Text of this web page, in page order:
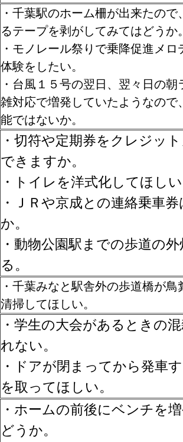
・千葉駅のホーム柵が出来たの
るテープを剥がしてみてはどうか
・モノレール祭りで乗降促進メ
体験をしたい。
・台風１５号の翌日、翌々日の
雑対応で増発していたようなので
能ではないか。
・切符や定期券をクレジッ
できますか。
・トイレを洋式化してほし
・ＪＲや京成との連絡乗車
か。
・動物公園駅までの歩道の
る。
・千葉みなと駅舎外の歩道橋が
清掃してほしい。
・学生の大会があるときの
れない。
・ドアが閉まってから発車
を取ってほしい。
・ホームの前後にベンチを
どうか。